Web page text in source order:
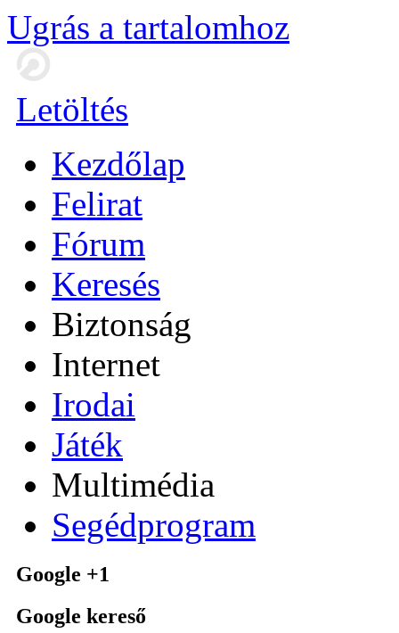
Ugrás a tartalomhoz
Letöltés
Kezdőlap
Felirat
Fórum
Keresés
Biztonság
Internet
Irodai
Játék
Multimédia
Segédprogram
Google +1
Google kereső